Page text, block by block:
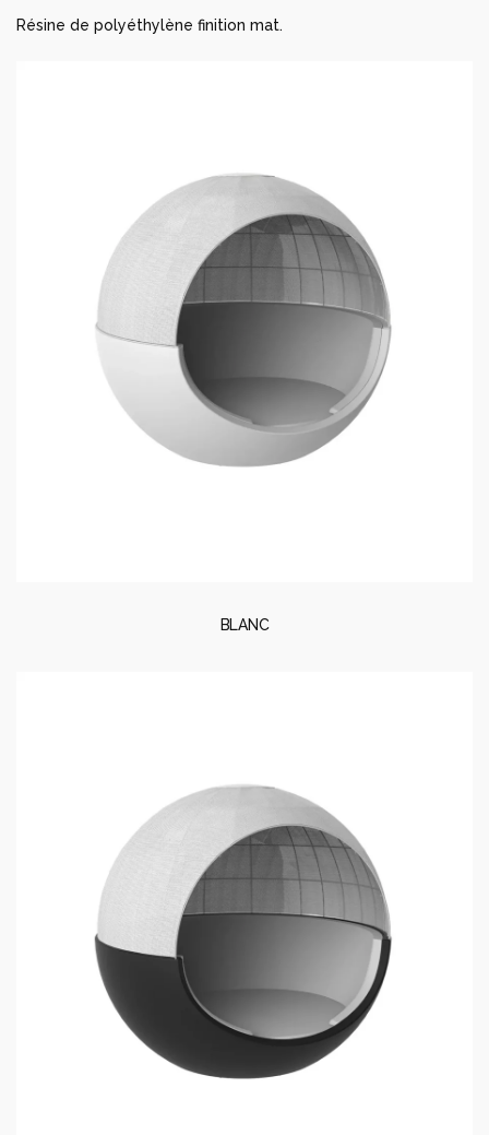
Résine de polyéthylène finition mat.
BLANC